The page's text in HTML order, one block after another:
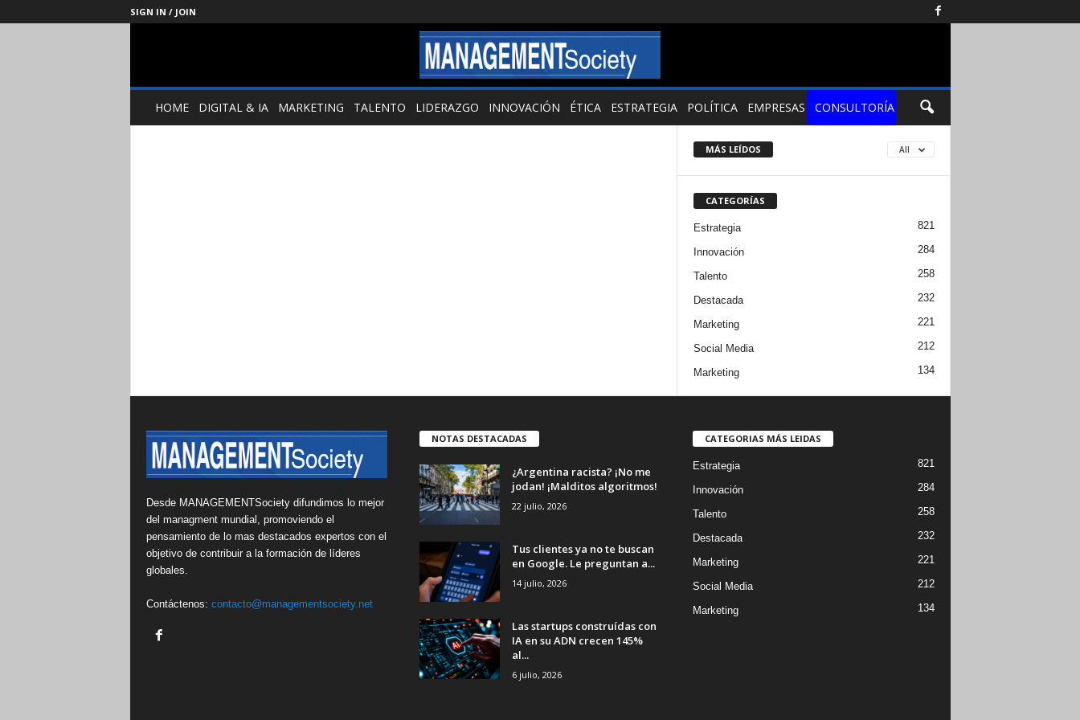
SIGN IN / JOIN
Management
SocietyHOME DIGITAL & IA MARKETING TALENTO LIDERAZGO INNOVACIÓN ÉTICA ESTRATEGIA POLÍTICA EMPRESAS CONSULTORÍA
MÁS LEÍDOS All
CATEGORÍAS
Estrategia 821
Innovación 284
Talento 258
Destacada 232
Marketing 221
Social Media 212
Marketing 134
Desde MANAGEMENTSociety difundimos lo mejor
del managment mundial, promoviendo el
pensamiento de lo mas destacados expertos con el
objetivo de contribuir a la formación de líderes
globales.
Contáctenos: contacto@managementsociety.net
NOTAS DESTACADAS
¿Argentina racista? ¡No me
jodan! ¡Malditos algoritmos!
22 julio, 2026
Tus clientes ya no te buscan
en Google. Le preguntan a...
14 julio, 2026
Las startups construídas con
IA en su ADN crecen 145%
al...
6 julio, 2026
CATEGORIAS MÁS LEIDAS
Estrategia 821
Innovación 284
Talento 258
Destacada 232
Marketing 221
Social Media 212
Marketing 134